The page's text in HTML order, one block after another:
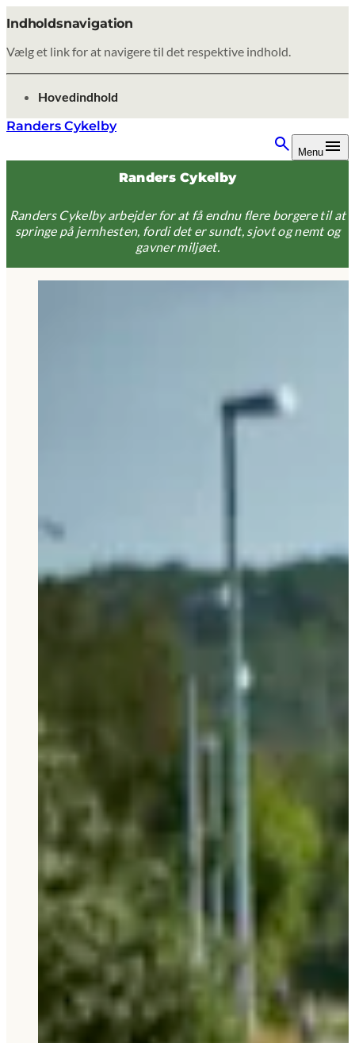
Indholdsnavigation
Vælg et link for at navigere til det respektive indhold.
gå til
Hovedindhold
Randers Cykelby
Menu
Randers Cykelby
Randers Cykelby arbejder for at få endnu flere borgere til at
springe på jernhesten, fordi det er sundt, sjovt og nemt og
gavner miljøet.